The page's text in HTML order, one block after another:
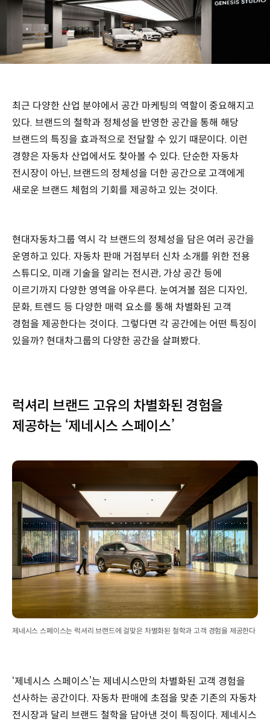
최근 다양한 산업 분야에서 공간 마케팅의 역할이 중요해지고
있다. 브랜드의 철학과 정체성을 반영한 공간을 통해 해당
브랜드의 특징을 효과적으로 전달할 수 있기 때문이다. 이런
경향은 자동차 산업에서도 찾아볼 수 있다. 단순한 자동차
전시장이 아닌, 브랜드의 정체성을 더한 공간으로 고객에게
새로운 브랜드 체험의 기회를 제공하고 있는 것이다.
현대자동차그룹 역시 각 브랜드의 정체성을 담은 여러 공간을
운영하고 있다. 자동차 판매 거점부터 신차 소개를 위한 전용
스튜디오, 미래 기술을 알리는 전시관, 가상 공간 등에
이르기까지 다양한 영역을 아우른다. 눈여겨볼 점은 디자인,
문화, 트렌드 등 다양한 매력 요소를 통해 차별화된 고객
경험을 제공한다는 것이다. 그렇다면 각 공간에는 어떤 특징이
있을까? 현대차그룹의 다양한 공간을 살펴봤다.
럭셔리 브랜드 고유의 차별화된 경험을
제공하는 ‘제네시스 스페이스’
제네시스 스페이스는 럭셔리 브랜드에 걸맞은 차별화된 철학과 고객 경험을 제공한다
‘제네시스 스페이스’는 제네시스만의 차별화된 고객 경험을
선사하는 공간이다. 자동차 판매에 초점을 맞춘 기존의 자동차
전시장과 달리 브랜드 철학을 담아낸 것이 특징이다. 제네시스